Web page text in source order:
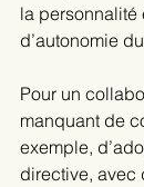
la personnalité
d’autonomie
Pour un
manquant de
exemple,
directive, avec